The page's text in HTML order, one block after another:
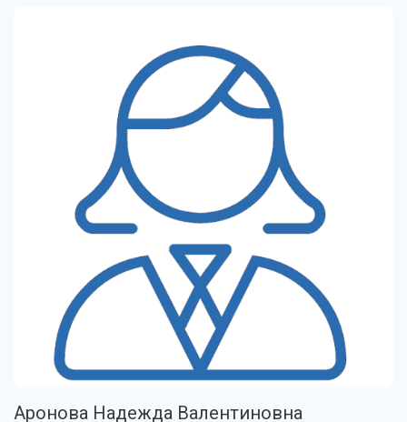
Аронова Надежда Валентиновна